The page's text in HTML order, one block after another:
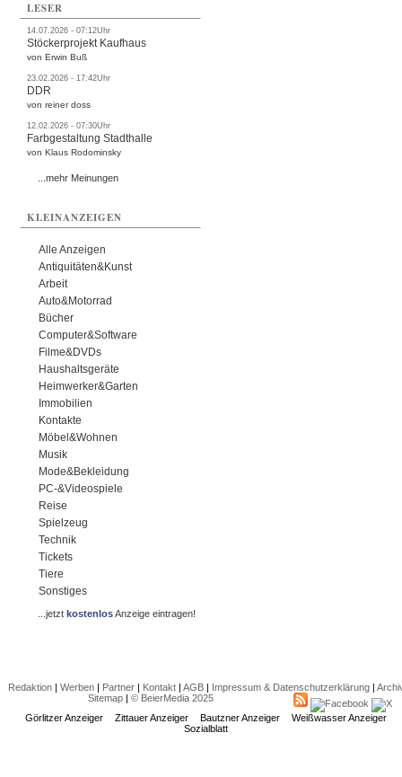
LESER
14.07.2026 - 07:12Uhr
Stöckerprojekt Kaufhaus
von Erwin Buß
23.02.2026 - 17:42Uhr
DDR
von reiner doss
12.02.2026 - 07:30Uhr
Farbgestaltung Stadthalle
von Klaus Rodominsky
...mehr Meinungen
KLEINANZEIGEN
Alle Anzeigen
Antiquitäten&Kunst
Arbeit
Auto&Motorrad
Bücher
Computer&Software
Filme&DVDs
Haushaltsgeräte
Heimwerker&Garten
Immobilien
Kontakte
Möbel&Wohnen
Musik
Mode&Bekleidung
PC-&Videospiele
Reise
Spielzeug
Technik
Tickets
Tiere
Sonstiges
...jetztkostenlosAnzeige eintragen!
Redaktion| Werben| Partner| Kontakt| AGB| Impressum & Datenschutzerklärung|
Sitemap| © BeierMedia 2025
Görlitzer Anzeiger
Zittauer Anzeiger Bautzner Anzeiger
Weißwasser Anzeiger
Sozialblatt